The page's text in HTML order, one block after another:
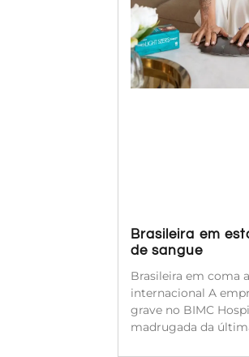
Brasileira em
de sangue
Brasileira em coma
internacional A
grave no BIMC
madrugada da